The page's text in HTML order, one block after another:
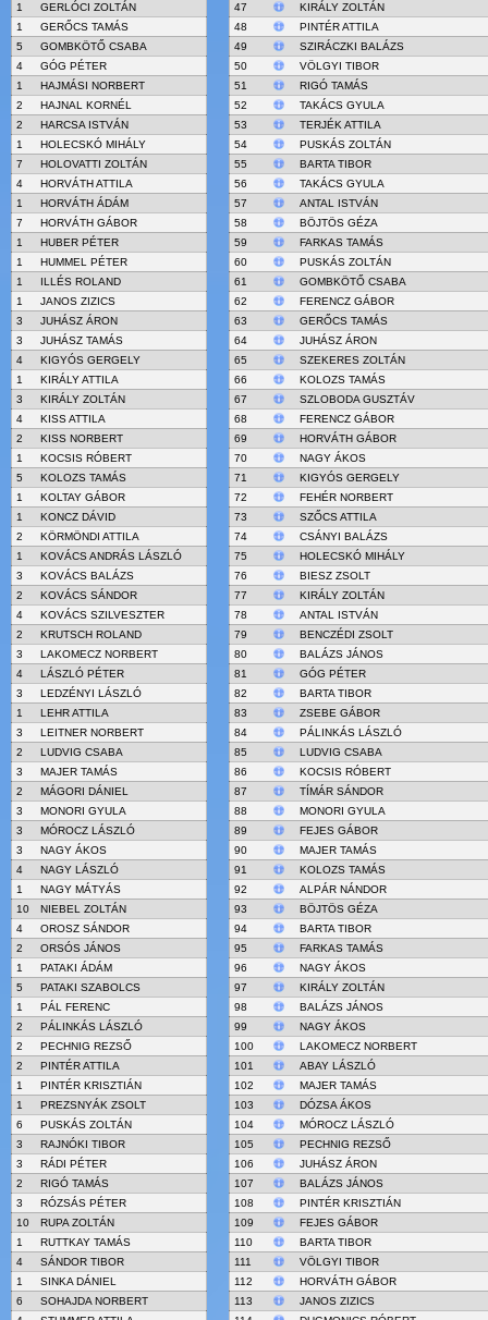
1
GERLÓCI ZOLTÁN
1
GERŐCS TAMÁS
5
GOMBKÖTŐ CSABA
4
GÓG PÉTER
1
HAJMÁSI NORBERT
2
HAJNAL KORNÉL
2
HARCSA ISTVÁN
1
HOLECSKÓ MIHÁLY
7
HOLOVATTI ZOLTÁN
4
HORVÁTH ATTILA
1
HORVÁTH ÁDÁM
7
HORVÁTH GÁBOR
1
HUBER PÉTER
1
HUMMEL PÉTER
1
ILLÉS ROLAND
1
JANOS ZIZICS
3
JUHÁSZ ÁRON
3
JUHÁSZ TAMÁS
4
KIGYÓS GERGELY
1
KIRÁLY ATTILA
3
KIRÁLY ZOLTÁN
4
KISS ATTILA
2
KISS NORBERT
1
KOCSIS RÓBERT
5
KOLOZS TAMÁS
1
KOLTAY GÁBOR
1
KONCZ DÁVID
2
KÖRMÖNDI ATTILA
1
KOVÁCS ANDRÁS LÁSZLÓ
3
KOVÁCS BALÁZS
2
KOVÁCS SÁNDOR
4
KOVÁCS SZILVESZTER
2
KRUTSCH ROLAND
3
LAKOMECZ NORBERT
4
LÁSZLÓ PÉTER
3
LEDZÉNYI LÁSZLÓ
1
LEHR ATTILA
3
LEITNER NORBERT
2
LUDVIG CSABA
3
MAJER TAMÁS
2
MÁGORI DÁNIEL
3
MONORI GYULA
3
MÓROCZ LÁSZLÓ
3
NAGY ÁKOS
4
NAGY LÁSZLÓ
1
NAGY MÁTYÁS
10
NIEBEL ZOLTÁN
4
OROSZ SÁNDOR
2
ORSÓS JÁNOS
1
PATAKI ÁDÁM
5
PATAKI SZABOLCS
1
PÁL FERENC
2
PÁLINKÁS LÁSZLÓ
2
PECHNIG REZSŐ
2
PINTÉR ATTILA
1
PINTÉR KRISZTIÁN
1
PREZSNYÁK ZSOLT
6
PUSKÁS ZOLTÁN
3
RAJNÓKI TIBOR
3
RÁDI PÉTER
2
RIGÓ TAMÁS
3
RÓZSÁS PÉTER
10
RUPA ZOLTÁN
1
RUTTKAY TAMÁS
4
SÁNDOR TIBOR
1
SINKA DÁNIEL
6
SOHAJDA NORBERT
47
KIRÁLY ZOLTÁN
48
PINTÉR ATTILA
49
SZIRÁCZKI BALÁZS
50
VÖLGYI TIBOR
51
RIGÓ TAMÁS
52
TAKÁCS GYULA
53
TERJÉK ATTILA
54
PUSKÁS ZOLTÁN
55
BARTA TIBOR
56
TAKÁCS GYULA
57
ANTAL ISTVÁN
58
BÖJTÖS GÉZA
59
FARKAS TAMÁS
60
PUSKÁS ZOLTÁN
61
GOMBKÖTŐ CSABA
62
FERENCZ GÁBOR
63
GERŐCS TAMÁS
64
JUHÁSZ ÁRON
65
SZEKERES ZOLTÁN
66
KOLOZS TAMÁS
67
SZLOBODA GUSZTÁV
68
FERENCZ GÁBOR
69
HORVÁTH GÁBOR
70
NAGY ÁKOS
71
KIGYÓS GERGELY
72
FEHÉR NORBERT
73
SZŐCS ATTILA
74
CSÁNYI BALÁZS
75
HOLECSKÓ MIHÁLY
76
BIESZ ZSOLT
77
KIRÁLY ZOLTÁN
78
ANTAL ISTVÁN
79
BENCZÉDI ZSOLT
80
BALÁZS JÁNOS
81
GÓG PÉTER
82
BARTA TIBOR
83
ZSEBE GÁBOR
84
PÁLINKÁS LÁSZLÓ
85
LUDVIG CSABA
86
KOCSIS RÓBERT
87
TÍMÁR SÁNDOR
88
MONORI GYULA
89
FEJES GÁBOR
90
MAJER TAMÁS
91
KOLOZS TAMÁS
92
ALPÁR NÁNDOR
93
BÖJTÖS GÉZA
94
BARTA TIBOR
95
FARKAS TAMÁS
96
NAGY ÁKOS
97
KIRÁLY ZOLTÁN
98
BALÁZS JÁNOS
99
NAGY ÁKOS
100
LAKOMECZ NORBERT
101
ABAY LÁSZLÓ
102
MAJER TAMÁS
103
DÓZSA ÁKOS
104
MÓROCZ LÁSZLÓ
105
PECHNIG REZSŐ
106
JUHÁSZ ÁRON
107
BALÁZS JÁNOS
108
PINTÉR KRISZTIÁN
109
FEJES GÁBOR
110
BARTA TIBOR
111
VÖLGYI TIBOR
112
HORVÁTH GÁBOR
113
JANOS ZIZICS